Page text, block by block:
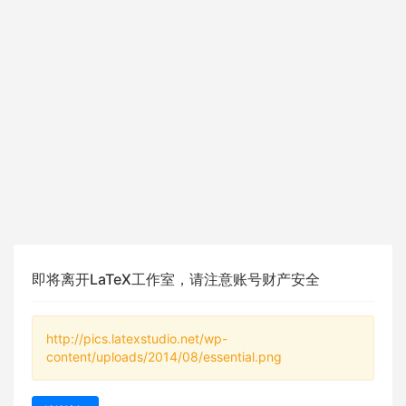
即将离开LaTeX工作室，请注意账号财产安全
http://pics.latexstudio.net/wp-
content/uploads/2014/08/essential.png